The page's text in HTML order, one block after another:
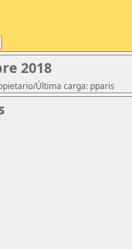
2018
Última carga: pparis